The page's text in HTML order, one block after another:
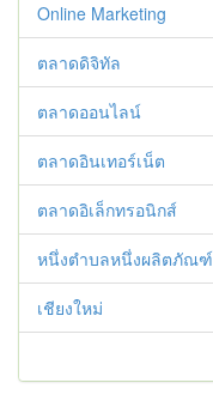
Online Marketing
ตลาดดิจิทัล
ตลาดออนไลน์
ตลาดอินเทอร์เน็ต
ตลาดอิเล็กทรอนิกส์
หนึ่งตำบลหนึ่งผลิตภัณฑ์
เชียงใหม่